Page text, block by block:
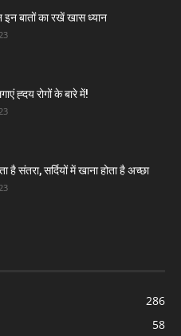
इन बातों का रखें खास ध्यान
ह्दय रोगों के बारे में!
है संतरा, सर्दियों में खाना होता है अच्छा
286
58